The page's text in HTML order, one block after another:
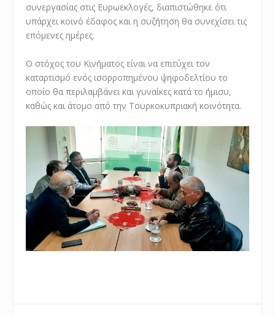
συνεργασίας στις Ευρωεκλογές, διαπιστώθηκε ότι
υπάρχει κοινό έδαφος και η συζήτηση θα συνεχίσει τις
επόμενες ημέρες.
Ο στόχος του Κινήματος είναι να επιτύχει τον
καταρτισμό ενός ισορροπημένου ψηφοδελτίου το
οποίο θα περιλαμβάνει και γυναίκες κατά το ήμισυ,
καθώς και άτομο από την Τουρκοκυπριακή κοινότητα.